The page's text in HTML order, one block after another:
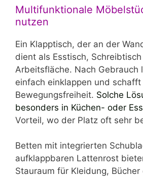
Multifunktionale
nutzen
Ein Klapptisch, der an der
dient als Esstisch,
Arbeitsfläche. Nach Gebrauch
einfach einklappen und schafft
Bewegungsfreiheit. Solche
besonders in Küchen- oder
Vorteil, wo der Platz oft sehr
Betten mit integrierten
aufklappbaren Lattenrost
Stauraum für Kleidung,